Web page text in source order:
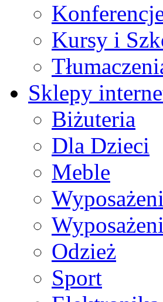
Kursy i
Sklepy
Biżuteria
Dla Dzieci
Meble
Odzież
Sport